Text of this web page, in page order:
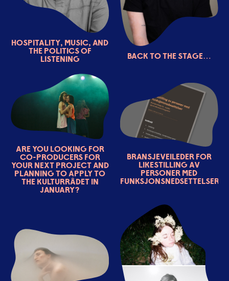
Hospitality, Music, and
the Politics of
Listening
Back to the stage…
Are you looking for
co-producers for
your next project and
planning to apply to
the Kulturrådet in
January?
Bransjeveileder for
likestilling av
personer med
funksjonsnedsettelser